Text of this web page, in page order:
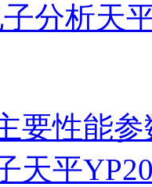
子分析天
要性能参
天平